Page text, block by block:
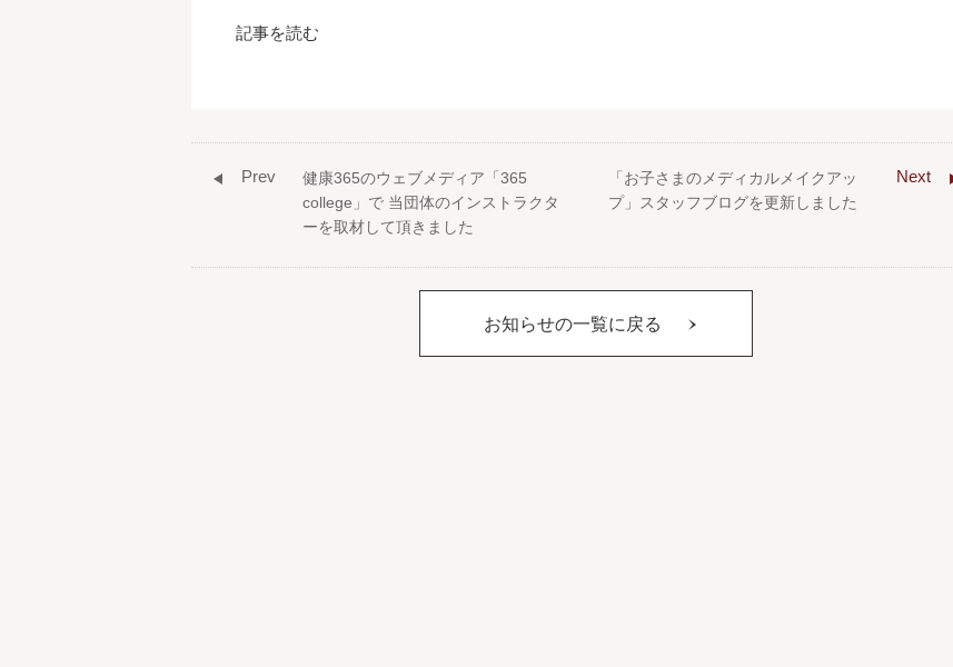
記事を読む
健康365のウェブメディア「365
college」で 当団体のインストラクタ
ーを取材して頂きました
Prev
「お子さまのメディカルメイクアッ
プ」スタッフブログを更新しました
Next
お知らせの一覧に戻る